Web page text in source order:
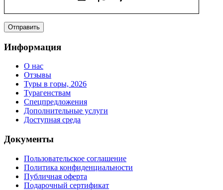
Информация
О нас
Отзывы
Туры в горы, 2026
Турагенствам
Спецпредложения
Дополнительные услуги
Доступная среда
Документы
Пользовательское соглашение
Политика конфиденциальности
Публичная оферта
Подарочный сертификат